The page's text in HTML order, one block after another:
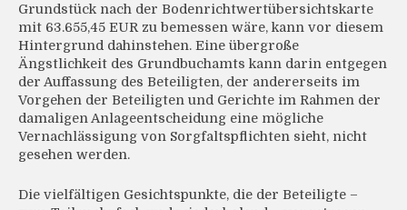
Grundstück nach der Bodenrichtwertübersichtskarte
mit 63.655,45 EUR zu bemessen wäre, kann vor diesem
Hintergrund dahinstehen. Eine übergroße
Ängstlichkeit des Grundbuchamts kann darin entgegen
der Auffassung des Beteiligten, der andererseits im
Vorgehen der Beteiligten und Gerichte im Rahmen der
damaligen Anlageentscheidung eine mögliche
Vernachlässigung von Sorgfaltspflichten sieht, nicht
gesehen werden.
Die vielfältigen Gesichtspunkte, die der Beteiligte –